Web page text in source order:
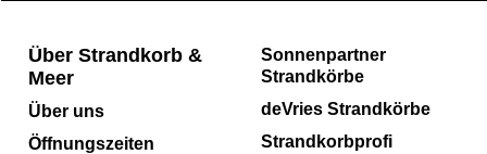
Sonnenpartner
Strandkörbe
deVries Strandkörbe
Strandkorbprofi
Über Strandkorb &
Meer
Über uns
Öffnungszeiten